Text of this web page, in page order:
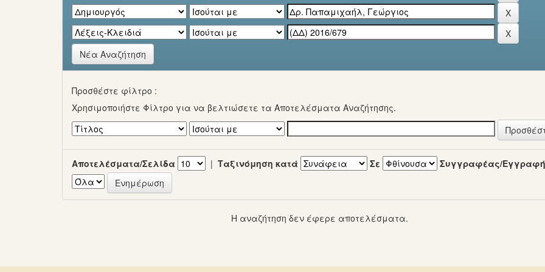
Νέα Αναζήτηση
Προσθέστε φίλτρο :
Χρησιμοποιήστε Φίλτρο για να βελτιώσετε τα Αποτελέσματα Αναζήτησης.
Αποτελέσματα/Σελίδα | Ταξινόμηση κατά Σε Συγγραφέας/Εγγραφή
Η αναζήτηση δεν έφερε αποτελέσματα.